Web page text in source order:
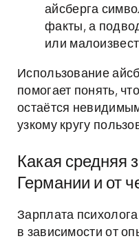
айсберга
факты, а
или
Использование
помогает понять,
остаётся
узкому кругу
Какая средняя
Германии и от
Зарплата
в зависимости от